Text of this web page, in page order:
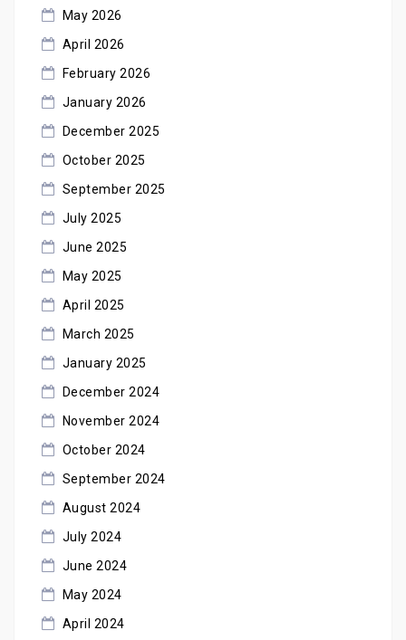
May 2026
April 2026
February 2026
January 2026
December 2025
October 2025
September 2025
July 2025
June 2025
May 2025
April 2025
March 2025
January 2025
December 2024
November 2024
October 2024
September 2024
August 2024
July 2024
June 2024
May 2024
April 2024